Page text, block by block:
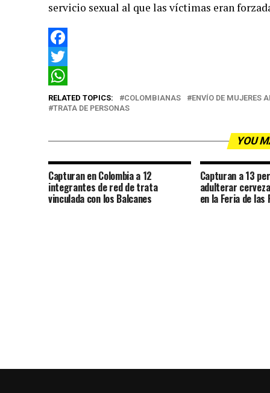
servicio sexual al que las víctimas eran
Facebook
Twitter
WhatsApp
RELATED TOPICS: COLOMBIANAS
ENVÍO DE MUJERES
TRATA DE PERSONAS
YOU
Capturan en Colombia a 12
integrantes de red de trata
vinculada con los Balcanes
Capturan a 13
adulterar
en la Feria de las